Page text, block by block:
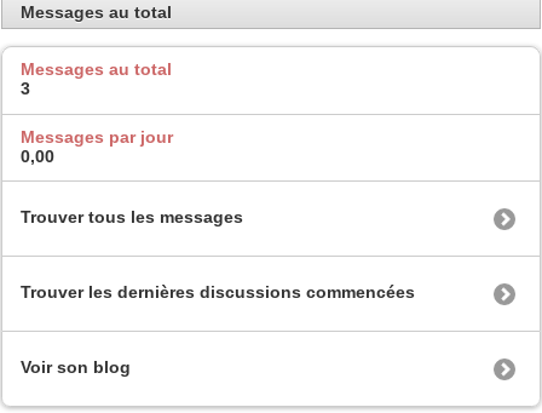
Messages au total
Messages au total
3
Messages par jour
0,00
Trouver tous les messages
Trouver les dernières discussions commencées
Voir son blog